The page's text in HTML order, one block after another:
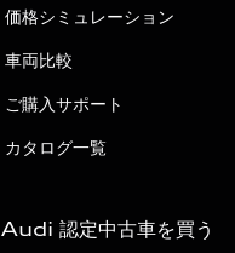
価格シミュレーション
車両比較
ご購入サポート
カタログ一覧
Audi 認定中古車を買う